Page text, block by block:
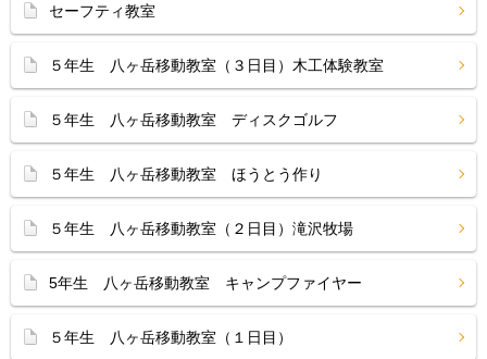
セーフティ教室
５年生 八ヶ岳移動教室（３日目）木工体験教室
５年生 八ヶ岳移動教室 ディスクゴルフ
５年生 八ヶ岳移動教室 ほうとう作り
５年生 八ヶ岳移動教室（２日目）滝沢牧場
5年生 八ヶ岳移動教室 キャンプファイヤー
５年生 八ヶ岳移動教室（１日目）